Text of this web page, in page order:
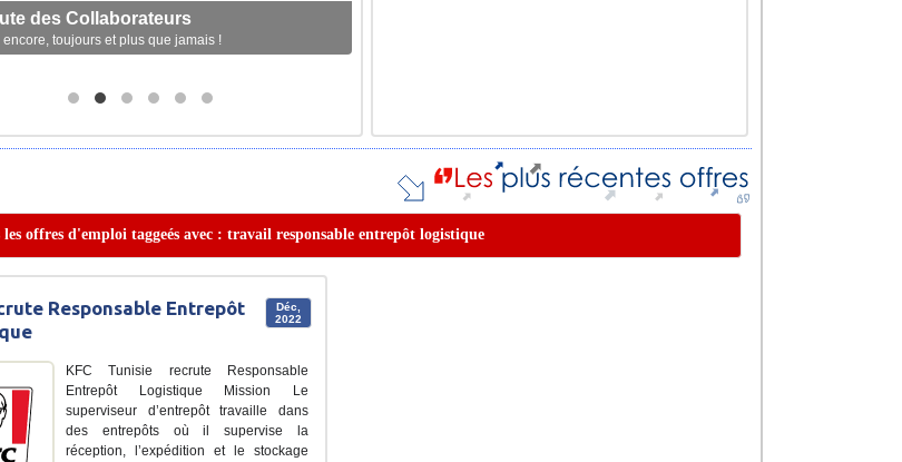
des Collaborateurs
encore, toujours et plus que jamais !
les offres d'emploi taggeés avec : travail responsable entrepôt logistique
Déc,
2022
Responsable Entrepôt
KFC Tunisie recrute Responsable
Entrepôt Logistique Mission Le
superviseur d’entrepôt travaille dans
des entrepôts où il supervise la
réception, l’expédition et le stockage